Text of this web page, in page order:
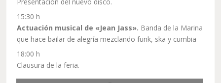
15:30 h
Actuación musical de «Jean Jass». Banda de la Marina
que hace bailar de alegría mezclando funk, ska y cumbia
18:00 h
Clausura de la feria.